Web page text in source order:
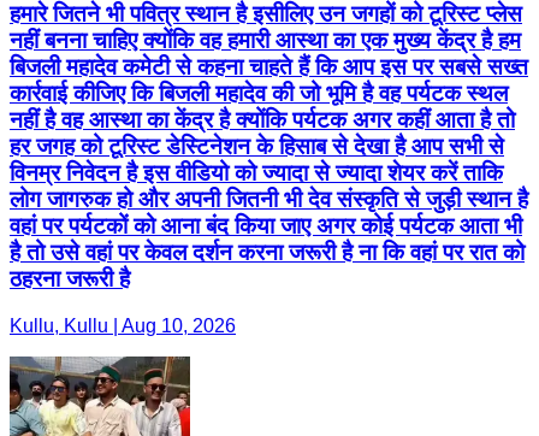
हमारे जितने भी पवित्र स्थान है इसीलिए उन जगहों को टूरिस्ट प्लेस
नहीं बनना चाहिए क्योंकि वह हमारी आस्था का एक मुख्य केंद्र है हम
बिजली महादेव कमेटी से कहना चाहते हैं कि आप इस पर सबसे सख्त
कार्रवाई कीजिए कि बिजली महादेव की जो भूमि है वह पर्यटक स्थल
नहीं है वह आस्था का केंद्र है क्योंकि पर्यटक अगर कहीं आता है तो
हर जगह को टूरिस्ट डेस्टिनेशन के हिसाब से देखा है आप सभी से
विनम्र निवेदन है इस वीडियो को ज्यादा से ज्यादा शेयर करें ताकि
लोग जागरुक हो और अपनी जितनी भी देव संस्कृति से जुड़ी स्थान है
वहां पर पर्यटकों को आना बंद किया जाए अगर कोई पर्यटक आता भी
है तो उसे वहां पर केवल दर्शन करना जरूरी है ना कि वहां पर रात को
ठहरना जरूरी है
Kullu, Kullu | Aug 10, 2026